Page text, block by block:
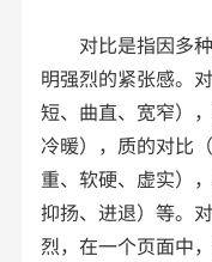
对比是指因多种
明强烈的紧张感。
短、曲直、宽窄）
冷暖），质的对比
重、软硬、虚实）
抑扬、进退）等。
烈，在一个页面中